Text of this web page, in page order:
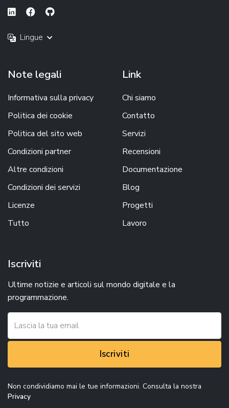
Lingue
Note legali
Informativa sulla privacy
Politica dei cookie
Politica del sito web
Condizioni partner
Altre condizioni
Condizioni dei servizi
Licenze
Tutto
Link
Chi siamo
Contatto
Servizi
Recensioni
Documentazione
Blog
Progetti
Lavoro
Iscriviti
Ultime notizie e articoli sul mondo digitale e la
programmazione.
Iscriviti
Non condividiamo mai le tue informazioni. Consulta la nostra
Privacy